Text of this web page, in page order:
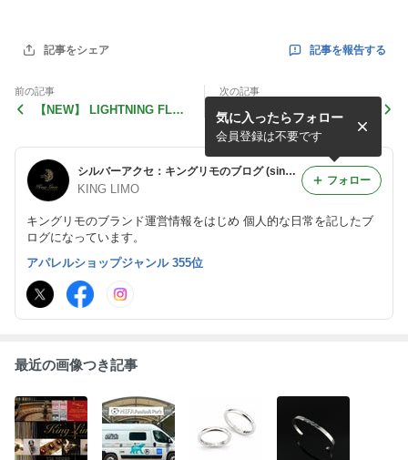
記事をシェア 記事を報告する
前の記事
【NEW】 LIGHTNING FLAS
次の記事
KL AZ4C Bracelet｜Pavé
シルバーアクセ：キングリモのブログ (since2008)
KING LIMO
キングリモのブランド運営情報をはじめ 個人的な日常を記したブ
ログになっています。
気に入ったらフォロー
会員登録は不要です
フォロー
アパレルショップジャンル 355位
最近の画像つき記事